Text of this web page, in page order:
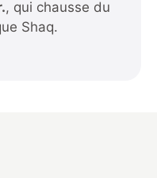
, qui chausse du
Shaq.